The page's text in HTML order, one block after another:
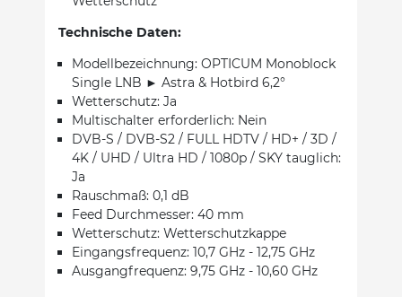
Technische Daten:
Modellbezeichnung: OPTICUM Monoblock
Single LNB ► Astra & Hotbird 6,2°
Wetterschutz: Ja
Multischalter erforderlich: Nein
DVB-S / DVB-S2 / FULL HDTV / HD+ / 3D /
4K / UHD / Ultra HD / 1080p / SKY tauglich:
Ja
Rauschmaß: 0,1 dB
Feed Durchmesser: 40 mm
Wetterschutz: Wetterschutzkappe
Eingangsfrequenz: 10,7 GHz - 12,75 GHz
Ausgangfrequenz: 9,75 GHz - 10,60 GHz